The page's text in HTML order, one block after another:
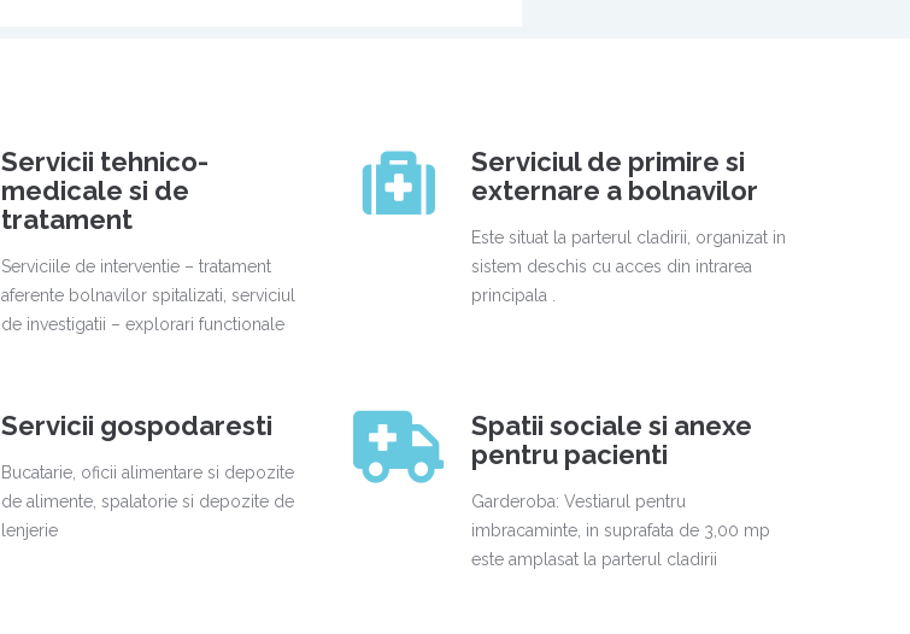
Servicii tehnico-
medicale si de
tratament
Serviciile de interventie – tratament
aferente bolnavilor spitalizati, serviciul
de investigatii – explorari functionale
Serviciul de primire si
externare a bolnavilor
Este situat la parterul cladirii, organizat in
sistem deschis cu acces din intrarea
principala .
Servicii gospodaresti
Bucatarie, oficii alimentare si depozite
de alimente, spalatorie si depozite de
lenjerie
Spatii sociale si anexe
pentru pacienti
Garderoba: Vestiarul pentru
imbracaminte, in suprafata de 3,00 mp
este amplasat la parterul cladirii